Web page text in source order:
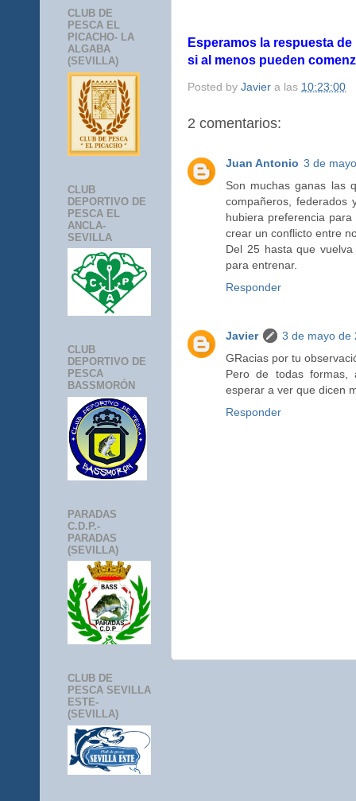
Esperamos la respuesta
si al menos pueden
Posted by Javier a las 10:23:00
2 comentarios:
Juan Antonio 3 de
Son muchas ganas las
compañeros,
hubiera preferencia
crear un conflicto entre
Del 25 hasta que
para entrenar.
Responder
Javier
3 de mayo de
GRacias por tu
Pero de todas formas,
esperar a ver que dicen
Responder
CLUB DE
PESCA EL
PICACHO- LA
ALGABA
(SEVILLA)
CLUB
DEPORTIVO DE
PESCA EL
ANCLA-
SEVILLA
CLUB
DEPORTIVO DE
PESCA
BASSMORÓN
PARADAS
C.D.P.-
PARADAS
(SEVILLA)
CLUB DE
PESCA SEVILLA
ESTE-
(SEVILLA)